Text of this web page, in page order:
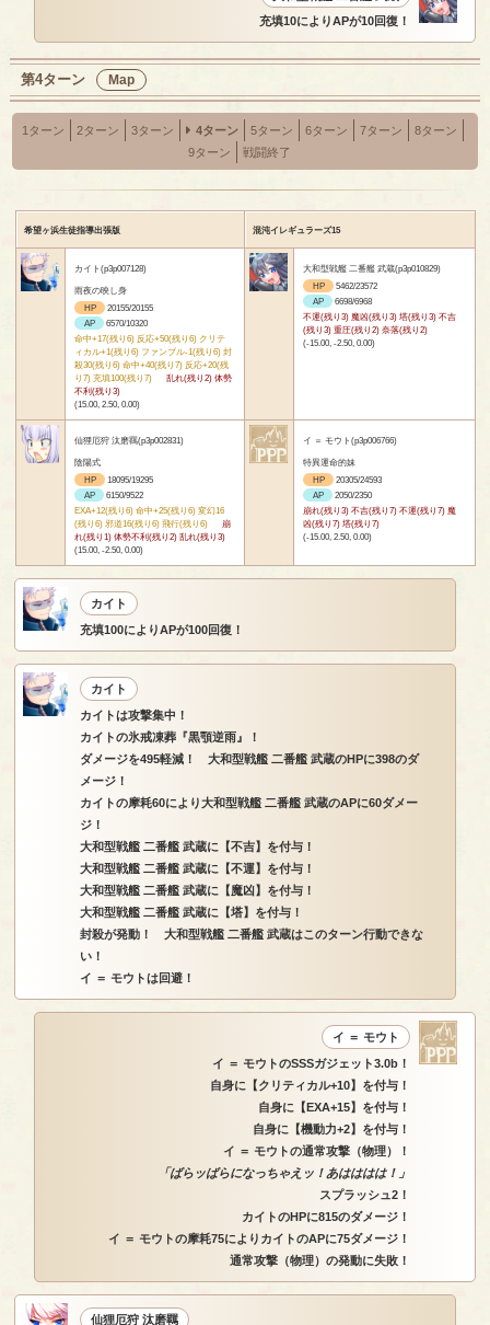
充填10によりAPが10回復！
第4ターン Map
1ターン 2ターン 3ターン 4ターン 5ターン 6ターン 7ターン
8ターン
9ターン
戦闘終了
希望ヶ浜生徒指導出張版 混沌イレギュラーズ15
カイト(p3p007128)
雨夜の映し身
HP
20155/20155
AP
6570/10320
命中+17(残り6) 反応+50(残り6) クリテ
ィカル+1(残り6) ファンブル-1(残り6) 封
殺30(残り6) 命中+40(残り7) 反応+20(残
り7) 充填100(残り7)
乱れ(残り2) 体勢
不利(残り3)
(15.00, 2.50, 0.00)
大和型戦艦 二番艦 武蔵(p3p010829)
HP
5462/23572
AP
6698/6968
不運(残り3) 魔凶(残り3) 塔(残り3) 不吉
(残り3) 重圧(残り2) 奈落(残り2)
(-15.00, -2.50, 0.00)
仙狸厄狩 汰磨羈(p3p002831)
陰陽式
HP
18095/19295
AP
6150/9522
EXA+12(残り6) 命中+25(残り6) 変幻16
(残り6) 邪道16(残り6) 飛行(残り6)
崩
れ(残り1) 体勢不利(残り2) 乱れ(残り3)
(15.00, -2.50, 0.00)
イ ＝ モウト(p3p006766)
特異運命的妹
HP
20305/24593
AP
2050/2350
崩れ(残り3) 不吉(残り7) 不運(残り7) 魔
凶(残り7) 塔(残り7)
(-15.00, 2.50, 0.00)
カイト
充填100によりAPが100回復！
カイト
カイトは攻撃集中！
カイトの氷戒凍葬『黒顎逆雨』！
ダメージを495軽減！ 大和型戦艦 二番艦 武蔵のHPに398のダ
メージ！
カイトの摩耗60により大和型戦艦 二番艦 武蔵のAPに60ダメー
ジ！
大和型戦艦 二番艦 武蔵に【不吉】を付与！
大和型戦艦 二番艦 武蔵に【不運】を付与！
大和型戦艦 二番艦 武蔵に【魔凶】を付与！
大和型戦艦 二番艦 武蔵に【塔】を付与！
封殺が発動！ 大和型戦艦 二番艦 武蔵はこのターン行動できな
い！
イ ＝ モウトは回避！
イ ＝ モウト
イ ＝ モウトのSSSガジェット3.0b！
自身に【クリティカル+10】を付与！
自身に【EXA+15】を付与！
自身に【機動力+2】を付与！
イ ＝ モウトの通常攻撃（物理）！
「ばらッばらになっちゃえッ！あはははは！」
スプラッシュ2！
カイトのHPに815のダメージ！
イ ＝ モウトの摩耗75によりカイトのAPに75ダメージ！
通常攻撃（物理）の発動に失敗！
仙狸厄狩 汰磨羈